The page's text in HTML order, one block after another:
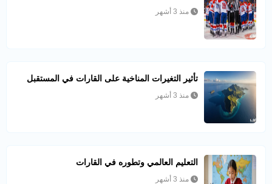
منذ 3 أشهر
تأثير التغيرات المناخية على القارات في المستقبل
منذ 3 أشهر
التعليم العالمي وتطوره في القارات
منذ 3 أشهر